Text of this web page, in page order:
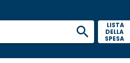
LISTA
DELLA
SPESA